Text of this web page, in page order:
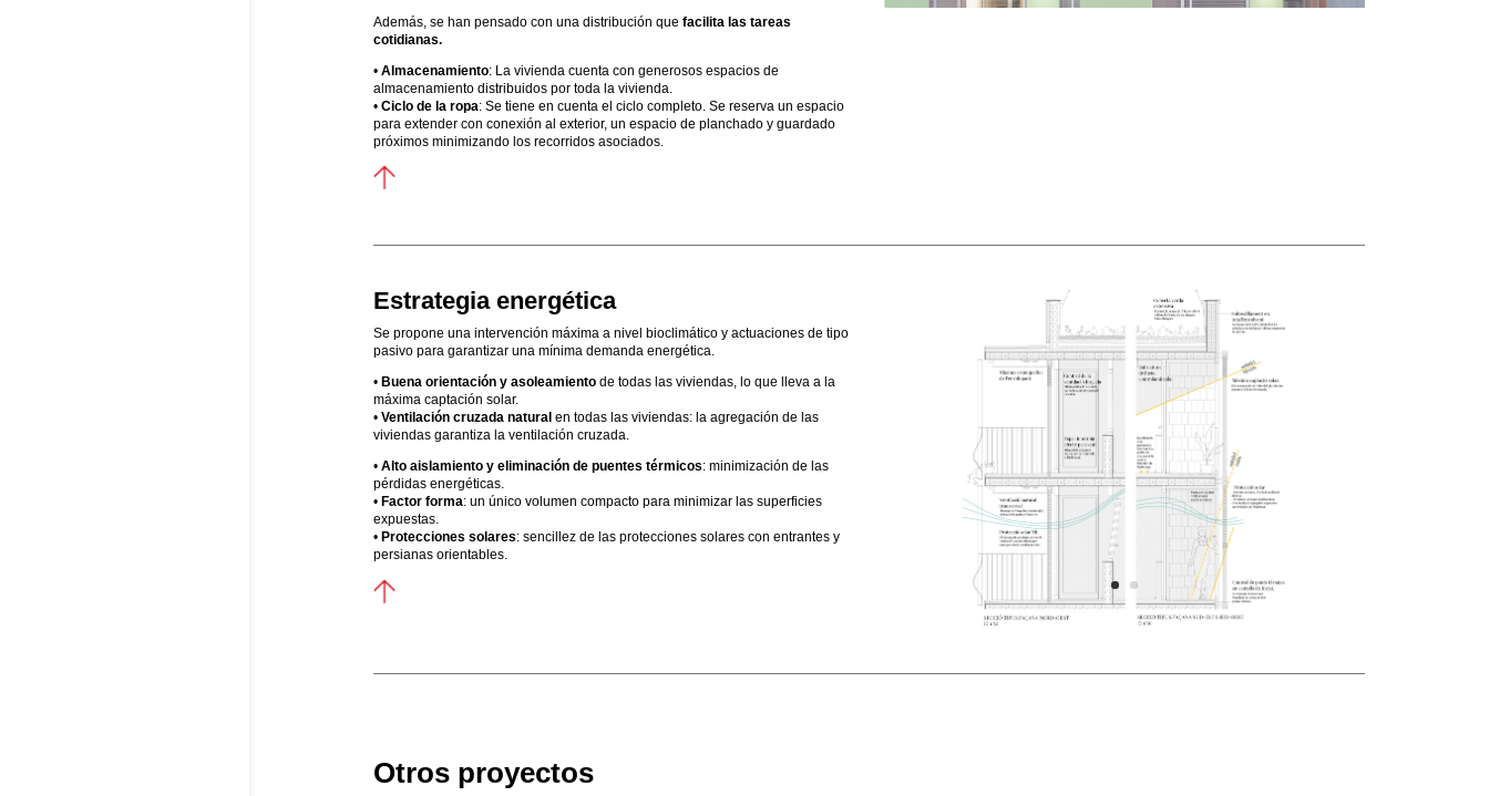
Además, se han pensado con una distribución que facilita las tareas
cotidianas.
• Almacenamiento: La vivienda cuenta con generosos espacios de
almacenamiento distribuidos por toda la vivienda.
• Ciclo de la ropa: Se tiene en cuenta el ciclo completo. Se reserva un espacio
para extender con conexión al exterior, un espacio de planchado y guardado
próximos minimizando los recorridos asociados.
Estrategia energética
Se propone una intervención máxima a nivel bioclimático y actuaciones de tipo
pasivo para garantizar una mínima demanda energética.
• Buena orientación y asoleamientode todas las viviendas, lo que lleva a la
máxima captación solar.
• Ventilación cruzada natural en todas las viviendas: la agregación de las
viviendas garantiza la ventilación cruzada.
• Alto aislamiento y eliminación de puentes térmicos: minimización de las
pérdidas energéticas.
• Factor forma: un único volumen compacto para minimizar las superficies
expuestas.
• Protecciones solares: sencillez de las protecciones solares con entrantes y
persianas orientables.
Otros proyectos